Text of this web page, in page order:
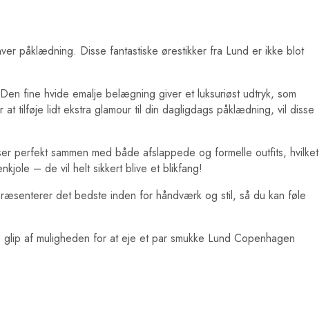
påklædning. Disse fantastiske ørestikker fra Lund er ikke blot
fine hvide emalje belægning giver et luksuriøst udtryk, som
tilføje lidt ekstra glamour til din dagligdags påklædning, vil disse
sammen med både afslappede og formelle outfits, hvilket
– de vil helt sikkert blive et blikfang!
det bedste inden for håndværk og stil, så du kan føle
af muligheden for at eje et par smukke Lund Copenhagen